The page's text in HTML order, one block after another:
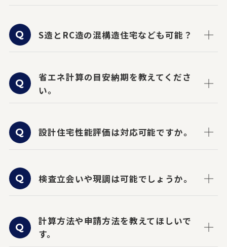
S造とRC造の混構造住宅なども可能？
省エネ計算の目安納期を教えてくださ
い。
設計住宅性能評価は対応可能ですか。
検査立会いや現調は可能でしょうか。
計算方法や申請方法を教えてほしいで
す。